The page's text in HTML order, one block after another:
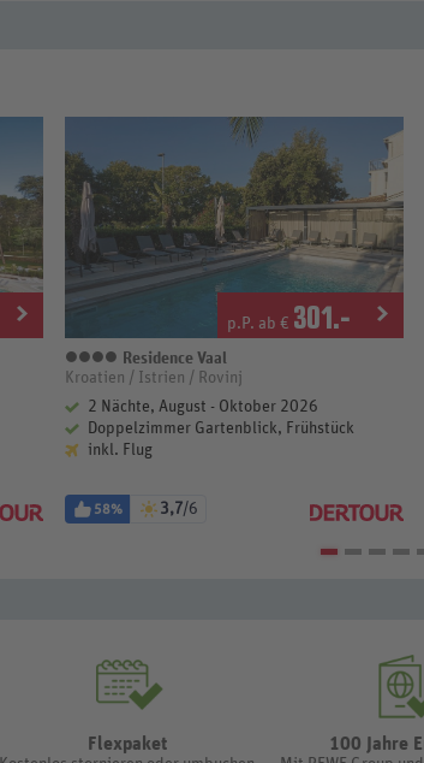
p.P. ab € 301.-
4 Sterne
Residence Vaal
Kroatien / Istrien / Rovinj
2 Nächte, August - Oktober 2026
Doppelzimmer Gartenblick, Frühstück
inkl. Flug
58% 3,7/6
Flexpaket 100 Jahre